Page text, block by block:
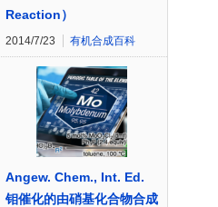
Reaction）
2014/7/23 有机合成百科
Angew. Chem., Int. Ed.
钼催化的由硝基化合物合成